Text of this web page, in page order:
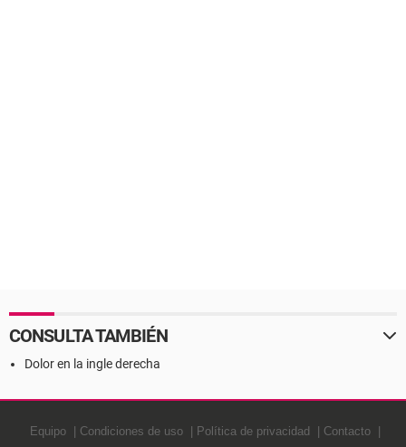
CONSULTA TAMBIÉN
Dolor en la ingle derecha
Equipo Condiciones de uso Política de privacidad Contacto